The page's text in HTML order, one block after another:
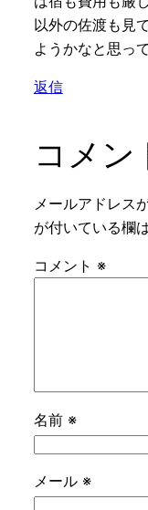
以外の佐渡も見
ようかなと思っ
返信
コメン
メールアドレス
が付いている欄
コメント ※
名前 ※
メール ※